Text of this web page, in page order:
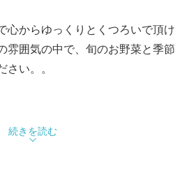
心からゆっくりとくつろいで頂け
雰囲気の中で、旬のお野菜と季節
い。。
続きを読む